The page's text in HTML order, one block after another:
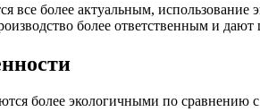
все более актуальным,
более ответственным и
более экологичными по